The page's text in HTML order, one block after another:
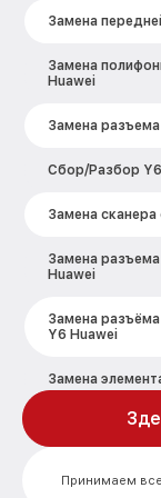
Замена
Замена
Huawei
Замена
Сбор/Разбор
Замена сканера
Замена
Huawei
Замена
Y6 Huawei
Замена
Замена NFC
Замена кнопок
Принимаем